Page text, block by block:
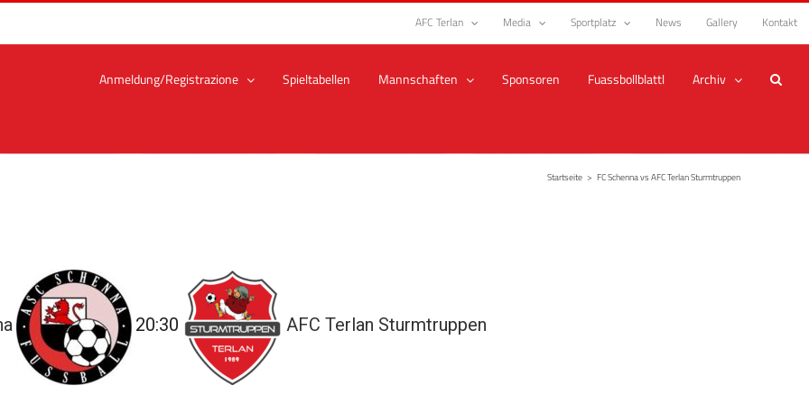
AFC Terlan Media Sportplatz News Gallery Kontakt
Anmeldung/Registrazione Spieltabellen Mannschaften Sponsoren Fuassbollblattl Archiv
Startseite > FC Schenna vs AFC Terlan Sturmtruppen
20:30 AFC Terlan Sturmtruppen